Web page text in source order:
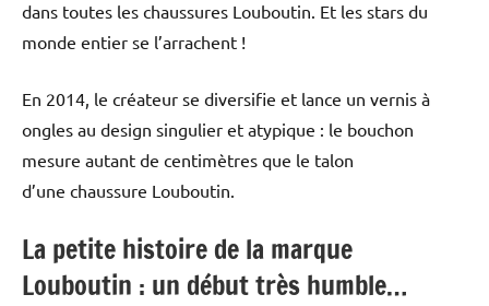
dans toutes les chaussures Louboutin. Et les stars du
monde entier se l’arrachent !
En 2014, le créateur se diversifie et lance un vernis à
ongles au design singulier et atypique : le bouchon
mesure autant de centimètres que le talon
d’une chaussure Louboutin.
La petite histoire de la marque
Louboutin : un début très humble…